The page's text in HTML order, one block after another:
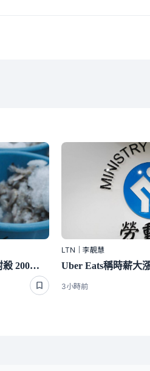
斷交國白蝦遭我友邦下狠手封殺 200萬磅出口量全歸零嚇崩了
LTN｜李靚慧
3小時前